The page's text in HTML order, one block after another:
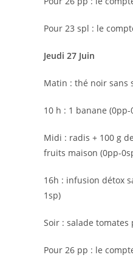
Pour 23 spl : le
Jeudi 27 Juin
Matin : thé noir sans
10 h : 1 banane (0pp-
Midi : radis + 100 g
fruits maison (0pp-
16h : infusion détox
1sp)
Soir : salade tomates
Pour 26 pp : le